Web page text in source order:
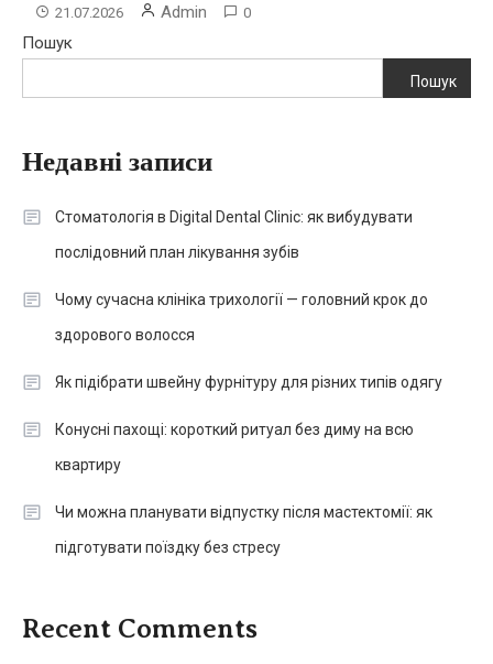
21.07.2026 Admin 0
Пошук
Пошук
Недавні записи
Стоматологія в Digital Dental Clinic: як вибудувати
послідовний план лікування зубів
Чому сучасна клініка трихології — головний крок до
здорового волосся
Як підібрати швейну фурнітуру для різних типів одягу
Конусні пахощі: короткий ритуал без диму на всю
квартиру
Чи можна планувати відпустку після мастектомії: як
підготувати поїздку без стресу
Recent Comments